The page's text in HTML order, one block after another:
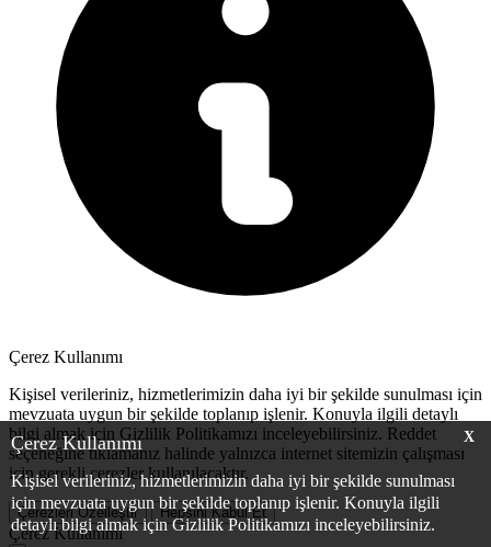
X
Çerez Kullanımı
Kişisel verileriniz, hizmetlerimizin daha iyi bir şekilde sunulması
için mevzuata uygun bir şekilde toplanıp işlenir. Konuyla ilgili
detaylı bilgi almak için Gizlilik Politikamızı inceleyebilirsiniz.
Çerez Kullanımı
Kişisel verileriniz, hizmetlerimizin daha iyi bir şekilde sunulması için
mevzuata uygun bir şekilde toplanıp işlenir. Konuyla ilgili detaylı
bilgi almak için Gizlilik Politikamızı inceleyebilirsiniz. Reddet
seçeneğine tıklamanız halinde yalnızca internet sitemizin çalışması
için gerekli çerezler kullanılacaktır.
Çerezleri Özelleştir Hepsini Kabul Et
Çerez Kullanımı